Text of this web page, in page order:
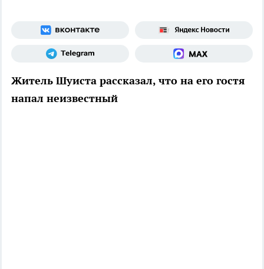
Житель Шуиста рассказал, что на его гостя
напал неизвестный